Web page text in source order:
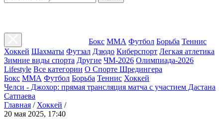
Бокс ММА Футбол Борьба Теннис
Хоккей Шахматы Футзал Дзюдо Киберспорт Легкая атлетика
Зимние виды спорта Другие ЧМ-2026 Олимпиада-2026
Lifestyle Все категории О Спорте Шредингера
Бокс ММА Футбол Борьба Теннис Хоккей
Челси - Джохор: прямая трансляция матча с участием Дастана
Сатпаева
Главная / Хоккей /
20 мая 2025, 17:40